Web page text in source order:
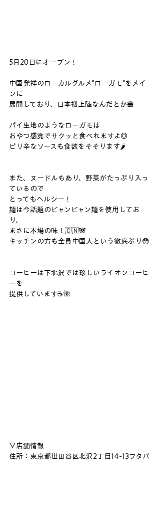
5月20日にオープン！
中国発祥のローカルグルメ"ローガモ"をメイ
ンに
展開しており、日本初上陸なんだとか🍔
パイ生地のようなローガモは
おやつ感覚でサクッと食べれますよ◎
ピリ辛なソースも食欲をそそります🌶
また、ヌードルもあり、野菜がたっぷり入っ
ているので
とってもヘルシー！
麺は今話題のビャンビャン麺を使用してお
り、
まさに本場の味！🇨🇳🐼
キッチンの方も全員中国人という徹底ぶり😳
コーヒーは下北沢では珍しいライオンコーヒ
ーを
提供しています☕️🌺
⁡▽店舗情報
住所：東京都世田谷区北沢2丁目14-13フタバ